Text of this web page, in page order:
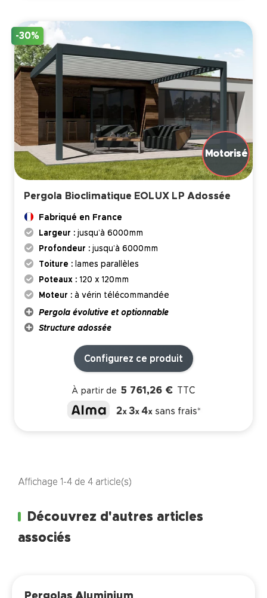
-30%
Pergola Bioclimatique EOLUX LP Adossée
Fabriqué en France
Largeur : jusqu’à 6000mm
Profondeur : jusqu’à 6000mm
Toiture : lames parallèles
Poteaux : 120 x 120mm
Moteur : à vérin télécommandée
Pergola évolutive et optionnable
Structure adossée
Configurez ce produit
À partir de 5 761,26 € TTC
Affichage 1-4 de 4 article(s)
Découvrez d'autres articles
associés